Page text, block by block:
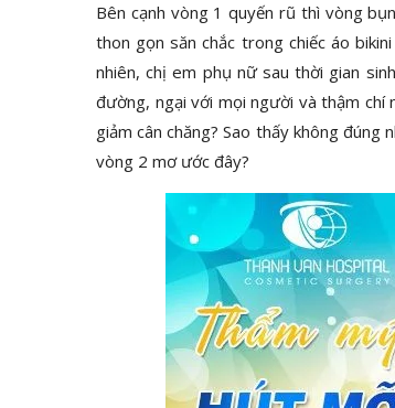
Bên cạnh vòng 1 quyến rũ thì vòng
thon gọn săn chắc trong chiếc áo
nhiên, chị em phụ nữ sau thời gian
đường, ngại với mọi người và thậm chí
giảm cân chăng? Sao thấy không đúng
vòng 2 mơ ước đây?